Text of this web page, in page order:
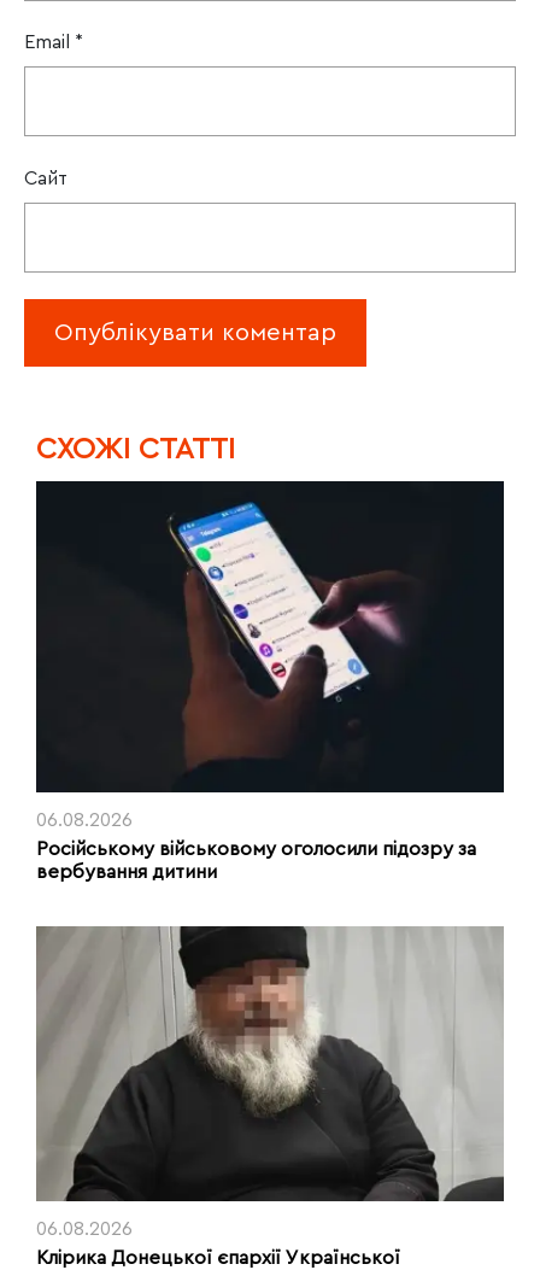
Email *
Сайт
CХОЖІ СТАТТІ
06.08.2026
Російському військовому оголосили підозру за
вербування дитини
06.08.2026
Клірика Донецької єпархії Української